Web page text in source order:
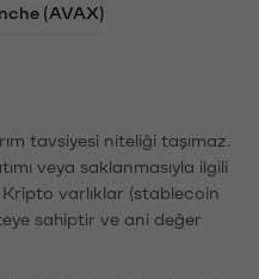
(AVAX)
tavsiyesi niteliği taşımaz.
veya saklanmasıyla ilgili
varlıklar (stablecoin
sahiptir ve ani değer